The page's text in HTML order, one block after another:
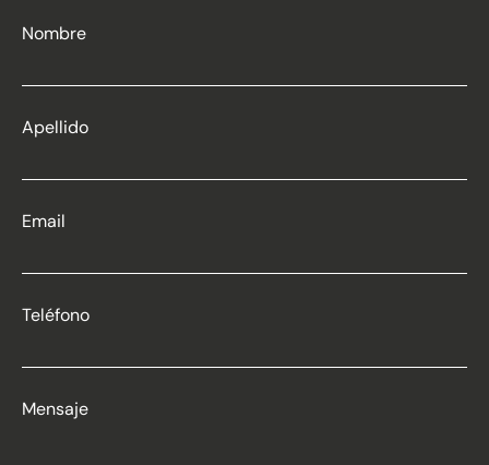
Nombre
Apellido
Email
Teléfono
Mensaje